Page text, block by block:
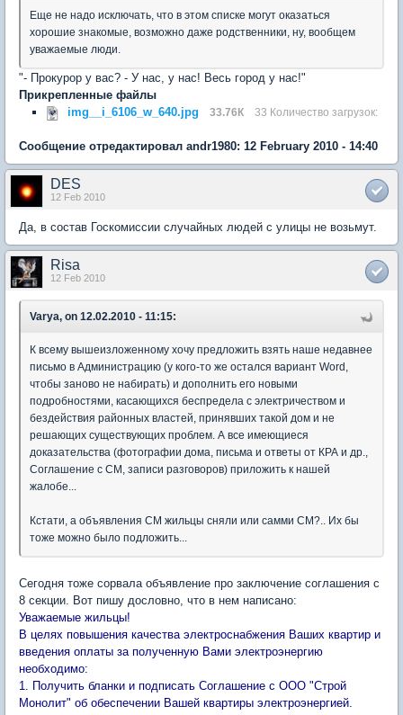
Еще не надо исключать, что в этом списке могут оказаться
хорошие знакомые, возможно даже родственники, ну, вообщем
уважаемые люди.
"- Прокурор у вас? - У нас, у нас! Весь город у нас!"
Прикрепленные файлы
img__i_6106_w_640.jpg
33.76К 33 Количество загрузок:
Сообщение отредактировал andr1980: 12 February 2010 - 14:40
DES
12 Feb 2010
Да, в состав Госкомиссии случайных людей с улицы не возьмут.
Risa
12 Feb 2010
Varya, on 12.02.2010 - 11:15:
К всему вышеизложенному хочу предложить взять наше недавнее
письмо в Администрацию (у кого-то же остался вариант Word,
чтобы заново не набирать) и дополнить его новыми
подробностями, касающихся беспредела с электричеством и
бездействия районных властей, принявших такой дом и не
решающих существующих проблем. А все имеющиеся
доказательства (фотографии дома, письма и ответы от КРА и др.,
Соглашение с СМ, записи разговоров) приложить к нашей
жалобе...
Кстати, а объявления СМ жильцы сняли или самми СМ?.. Их бы
тоже можно было подложить...
Сегодня тоже сорвала объявление про заключение соглашения с
8 секции. Вот пишу дословно, что в нем написано:
Уважаемые жильцы!
В целях повышения качества электроснабжения Ваших квартир и
введения оплаты за полученную Вами электроэнергию
необходимо:
1. Получить бланки и подписать Соглашение с ООО "Строй
Монолит" об обеспечении Вашей квартиры электроэнергией.